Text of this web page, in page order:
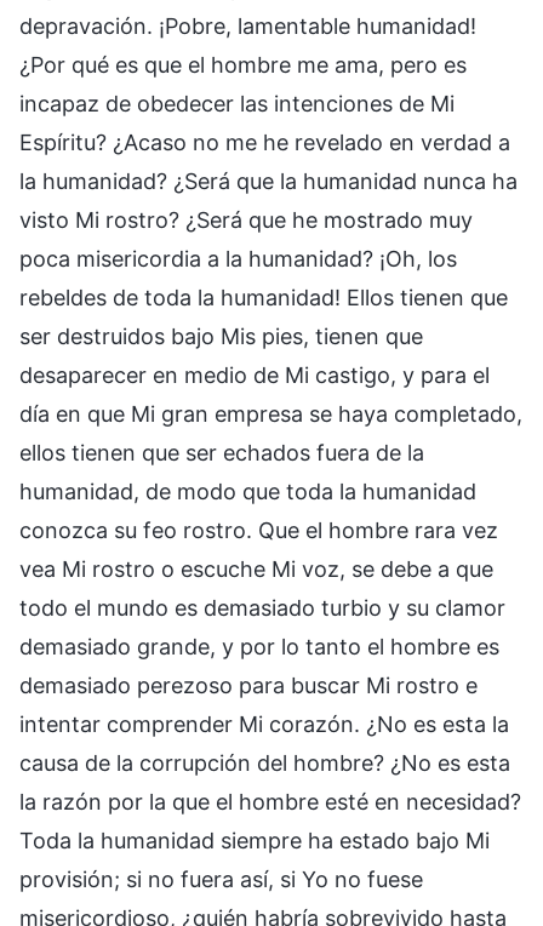
depravación. ¡Pobre, lamentable humanidad!
¿Por qué es que el hombre me ama, pero es
incapaz de obedecer las intenciones de Mi
Espíritu? ¿Acaso no me he revelado en verdad a
la humanidad? ¿Será que la humanidad nunca ha
visto Mi rostro? ¿Será que he mostrado muy
poca misericordia a la humanidad? ¡Oh, los
rebeldes de toda la humanidad! Ellos tienen que
ser destruidos bajo Mis pies, tienen que
desaparecer en medio de Mi castigo, y para el
día en que Mi gran empresa se haya completado,
ellos tienen que ser echados fuera de la
humanidad, de modo que toda la humanidad
conozca su feo rostro. Que el hombre rara vez
vea Mi rostro o escuche Mi voz, se debe a que
todo el mundo es demasiado turbio y su clamor
demasiado grande, y por lo tanto el hombre es
demasiado perezoso para buscar Mi rostro e
intentar comprender Mi corazón. ¿No es esta la
causa de la corrupción del hombre? ¿No es esta
la razón por la que el hombre esté en necesidad?
Toda la humanidad siempre ha estado bajo Mi
provisión; si no fuera así, si Yo no fuese
misericordioso, ¿quién habría sobrevivido hasta